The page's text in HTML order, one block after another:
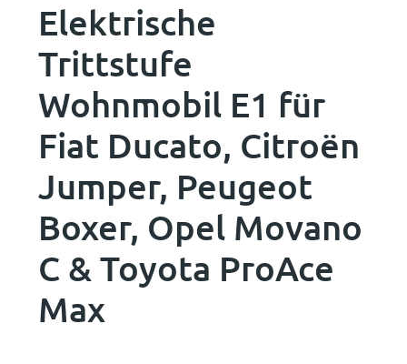
Elektrische
Trittstufe
Wohnmobil E1 für
Fiat Ducato, Citroën
Jumper, Peugeot
Boxer, Opel Movano
C & Toyota ProAce
Max